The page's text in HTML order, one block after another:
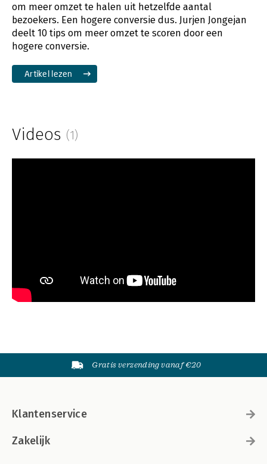
om meer omzet te halen uit hetzelfde aantal
bezoekers. Een hogere conversie dus. Jurjen Jongejan
deelt 10 tips om meer omzet te scoren door een
hogere conversie.
Artikel lezen
Videos (1)
Gratis verzending vanaf €20
Klantenservice
Zakelijk